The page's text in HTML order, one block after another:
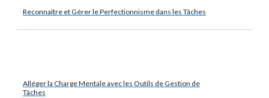
Reconnaître et Gérer le Perfectionnisme dans les Tâches
Alléger la Charge Mentale avec les Outils de Gestion de
Tâches